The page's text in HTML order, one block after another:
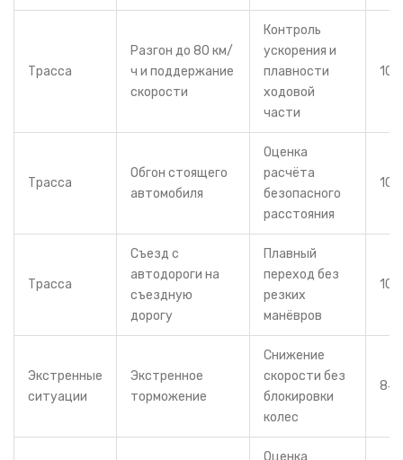
Трасса
Разгон до 80 км/
ч и поддержание
скорости
Контроль
ускорения и
плавности
ходовой
части
Трасса
Обгон стоящего
автомобиля
Оценка
расчёта
безопасного
расстояния
Трасса
Съезд с
автодороги на
съездную
дорогу
Плавный
переход без
резких
манёвров
Экстренные
ситуации
Экстренное
торможение
Снижение
скорости без
блокировки
колес